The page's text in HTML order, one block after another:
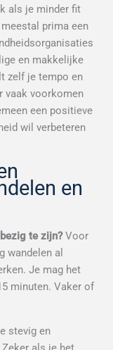
als je minder fit
prima een
en makkelijke
zelf je tempo en
vaak voorkomen
een positieve
wil verbeteren
en
te zijn?Voor
wandelen al
Je mag het
minuten. Vaker of
stevig en